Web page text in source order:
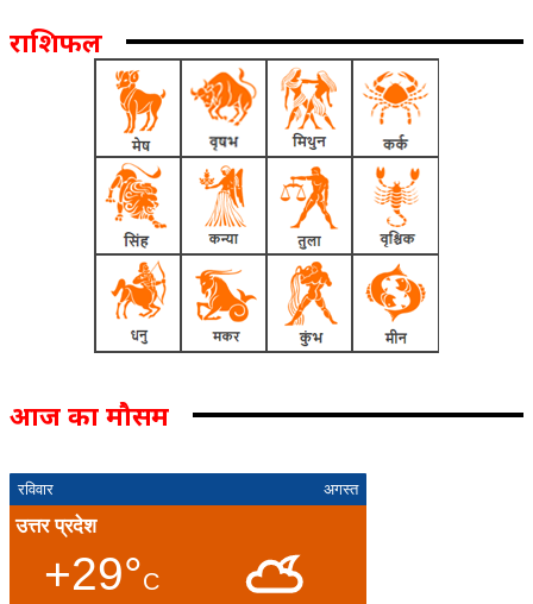
राशिफल
आज का मौसम
रविवार अगस्त
उत्तर प्रदेश
+29°C